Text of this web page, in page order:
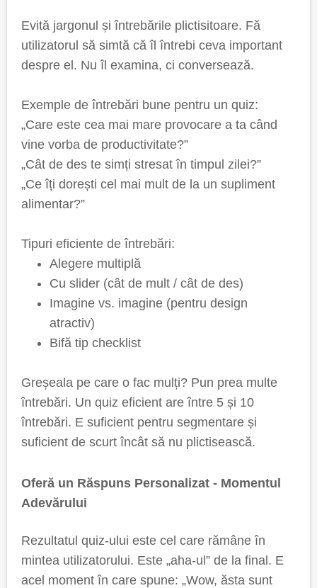
Evită jargonul și întrebările plictisitoare. Fă
utilizatorul să simtă că îl întrebi ceva important
despre el. Nu îl examina, ci conversează.
Exemple de întrebări bune pentru un quiz:
„Care este cea mai mare provocare a ta când
vine vorba de productivitate?”
„Cât de des te simți stresat în timpul zilei?”
„Ce îți dorești cel mai mult de la un supliment
alimentar?”
Tipuri eficiente de întrebări:
Alegere multiplă
Cu slider (cât de mult / cât de des)
Imagine vs. imagine (pentru design
atractiv)
Bifă tip checklist
Greșeala pe care o fac mulți? Pun prea multe
întrebări. Un quiz eficient are între 5 și 10
întrebări. E suficient pentru segmentare și
suficient de scurt încât să nu plictisească.
Oferă un Răspuns Personalizat - Momentul
Adevărului
Rezultatul quiz-ului este cel care rămâne în
mintea utilizatorului. Este „aha-ul” de la final. E
acel moment în care spune: „Wow, ăsta sunt